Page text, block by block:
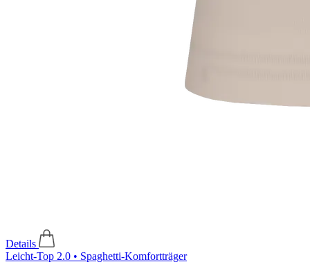
Details
Leicht-Top 2.0 • Spaghetti-Komfortträger